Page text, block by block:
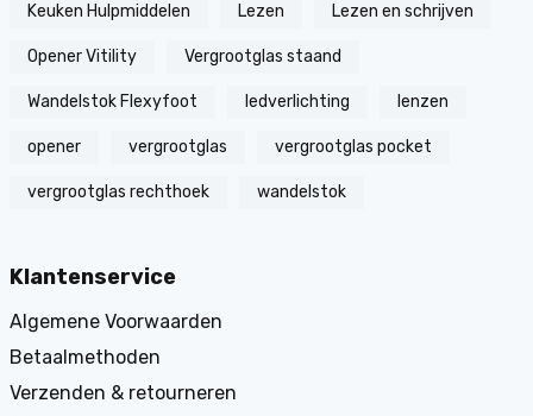
Keuken Hulpmiddelen Lezen Lezen en schrijven
Opener Vitility Vergrootglas staand
Wandelstok Flexyfoot ledverlichting lenzen
opener vergrootglas vergrootglas pocket
vergrootglas rechthoek wandelstok
Klantenservice
Algemene Voorwaarden
Betaalmethoden
Verzenden & retourneren